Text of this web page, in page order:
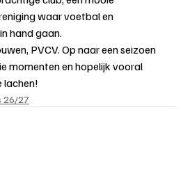
waar voetbal en
hand gaan.
PVCV. Op naar een seizoen
momenten en hopelijk vooral
lachen!
26/27